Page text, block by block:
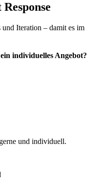
Iteration – damit es im
individuelles Angebot?
und individuell.